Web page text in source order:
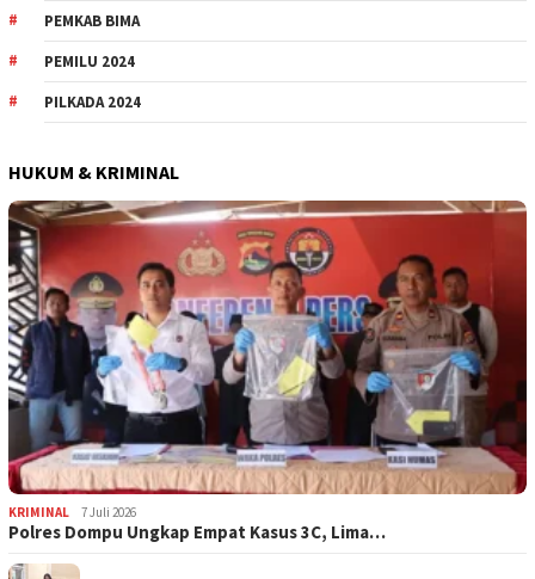
PEMKAB BIMA
PEMILU 2024
PILKADA 2024
HUKUM & KRIMINAL
KRIMINAL 7 Juli 2026
Polres Dompu Ungkap Empat Kasus 3C, Lima…